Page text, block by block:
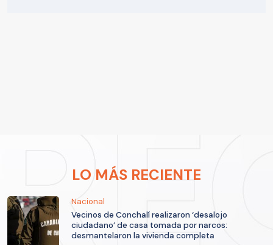
LO MÁS RECIENTE
Nacional
Vecinos de Conchalí realizaron ‘desalojo
ciudadano’ de casa tomada por narcos:
desmantelaron la vivienda completa